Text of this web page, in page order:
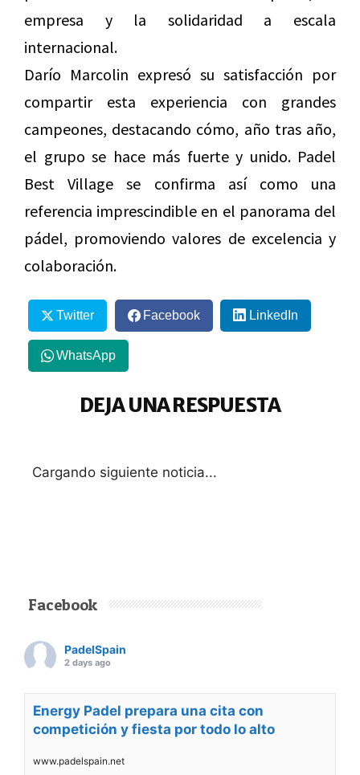
empresa y la solidaridad a escala
internacional.
Darío Marcolin expresó su satisfacción por
compartir esta experiencia con grandes
campeones, destacando cómo, año tras año,
el grupo se hace más fuerte y unido. Padel
Best Village se confirma así como una
referencia imprescindible en el panorama del
pádel, promoviendo valores de excelencia y
colaboración.
Twitter Facebook LinkedIn
WhatsApp
DEJA UNA RESPUESTA
Cargando siguiente noticia...
Facebook
PadelSpain
2 days ago
Energy Padel prepara una cita con
competición y fiesta por todo lo alto
www.padelspain.net